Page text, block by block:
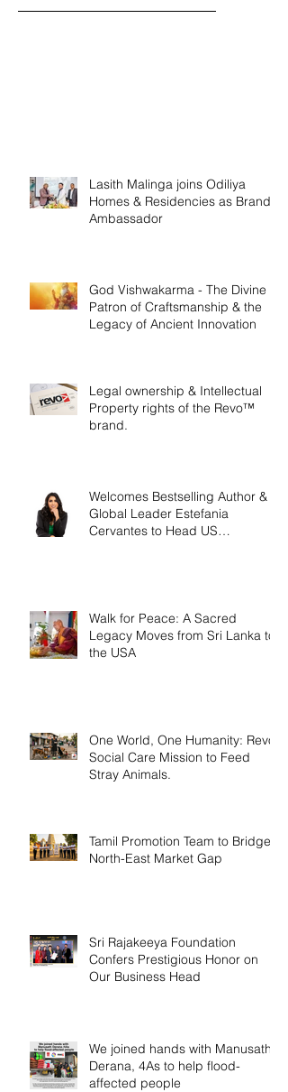
Lasith Malinga joins Odiliya
Homes & Residencies as Brand
Ambassador
God Vishwakarma - The Divine
Patron of Craftsmanship & the
Legacy of Ancient Innovation
Legal ownership & Intellectual
Property rights of the Revo™
brand.
Welcomes Bestselling Author &
Global Leader Estefania
Cervantes to Head US
Walk for Peace: A Sacred
Legacy Moves from Sri Lanka to
the USA
One World, One Humanity: Revo
Social Care Mission to Feed
Stray Animals.
Tamil Promotion Team to Bridge
North-East Market Gap
Sri Rajakeeya Foundation
Confers Prestigious Honor on
Our Business Head
We joined hands with Manusath
Derana, 4As to help flood-
affected people